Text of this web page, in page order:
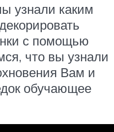
узнали каким
с помощью
что вы узнали
Вам и
обучающее